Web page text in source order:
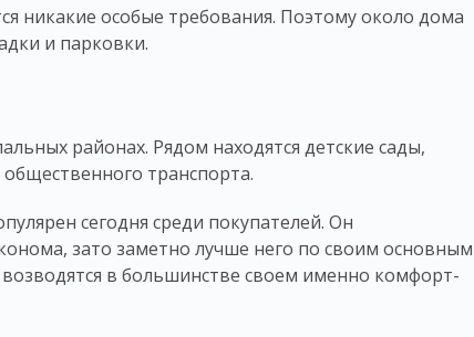
никакие особые требования. Поэтому около дома
и парковки.
районах. Рядом находятся детские сады,
транспорта.
сегодня среди покупателей. Он
зато заметно лучше него по своим основным
в большинстве своем именно комфорт-